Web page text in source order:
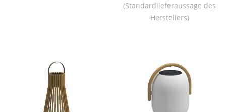
Tabletts
Büroutensilien
(Standardlieferaussage des
Herstellers)